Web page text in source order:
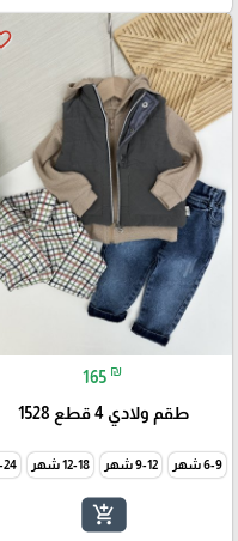
165 ₪
طقم ولادي 4 قطع 1528
6-9 شهر 9-12 شهر 12-18 شهر 18-
add_shopping_cart